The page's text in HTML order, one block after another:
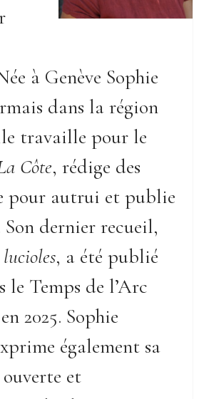
à Genève Sophie
dans la région
travaille pour le
Côte, rédige des
pour autrui et publie
Son dernier recueil,
, a été publié
le Temps de l’Arc
2025. Sophie
également sa
et